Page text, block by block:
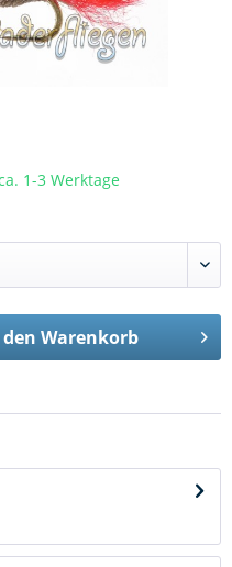
1-3 Werktage
Warenkorb